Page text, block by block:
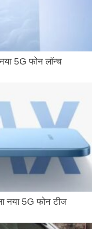
5G फोन लॉन्च
नया 5G फोन टीज